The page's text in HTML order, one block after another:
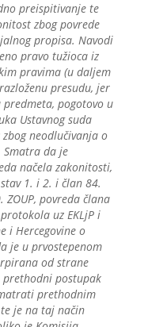
preispitivanje te
zbog povrede
propisa. Navodi
pravo tužioca iz
pravima (u daljem
presudu, jer
pogotovo u
Ustavnog suda
zbog neodlučivanja o
da je
načela zakonitosti,
1. i 2. i član 84.
povreda člana
uz EKLjP i
i Hercegovine o
je u prvostepenom
od strane
postupak
prethodnim
je na taj način